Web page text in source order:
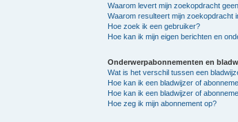
Waarom levert mijn zoekopdracht
Waarom resulteert mijn zoekopdracht
Hoe zoek ik een gebruiker?
Hoe kan ik mijn eigen berichten en
Onderwerpabonnementen en
Wat is het verschil tussen een
Hoe kan ik een bladwijzer of
Hoe kan ik een bladwijzer of
Hoe zeg ik mijn abonnement op?